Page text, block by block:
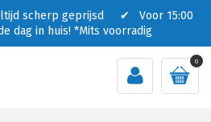
scherp geprijsd ✔ Voor 15:00
dag in huis! *Mits voorradig
0